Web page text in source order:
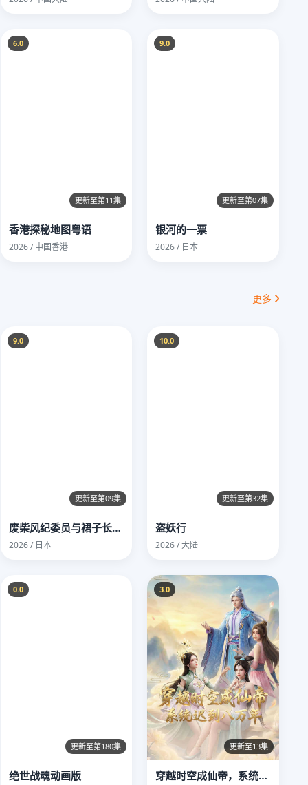
6.0
更新至第11集
香港探秘地图粤语
2026 / 中国香港
9.0
更新至第07集
银河的一票
2026 / 日本
更多
9.0
更新至第09集
废柴风纪委员与裙子长度不合规的JK的故事
2026 / 日本
10.0
更新至第32集
盗妖行
2026 / 大陆
0.0
更新至第180集
绝世战魂动画版
3.0
更新至13集
穿越时空成仙帝，系统迟到八万年